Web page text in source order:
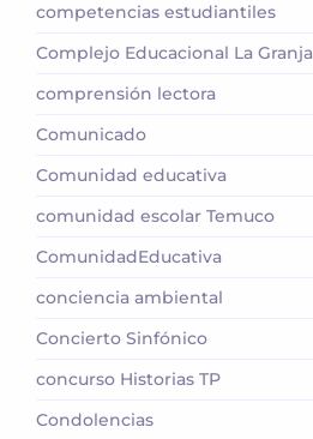
competencias estudiantiles
Complejo Educacional La Granja
comprensión lectora
Comunicado
Comunidad educativa
comunidad escolar Temuco
ComunidadEducativa
conciencia ambiental
Concierto Sinfónico
concurso Historias TP
Condolencias